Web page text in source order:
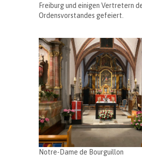
Freiburg und einigen Vertretern
Ordensvorstandes gefeiert.
Notre-Dame de Bourguillon